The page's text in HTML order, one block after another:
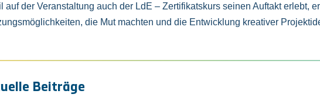
auf der Veranstaltung auch der LdE – Zertifikatskurs seinen Auftakt erlebt,
die Mut machten und die Entwicklung kreativer
Beiträge